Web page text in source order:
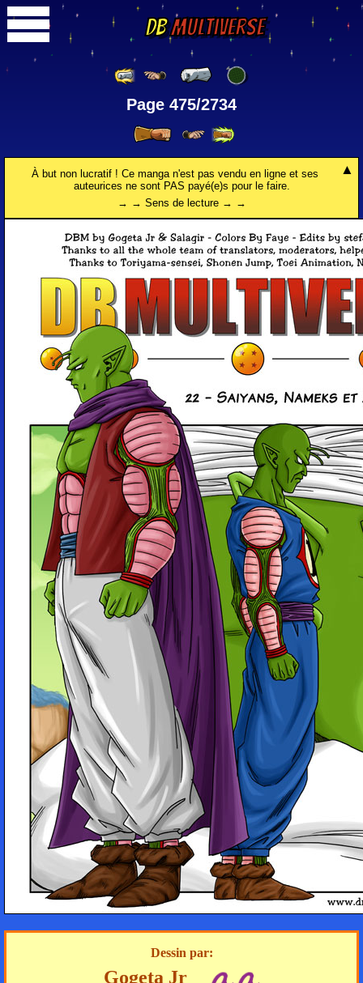
DBMultiverse
Page 475/2734
À but non lucratif ! Ce manga n'est pas vendu en ligne et ses
auteurices ne sont PAS payé(e)s pour le faire.
→ → Sens de lecture → →
Dessin par:
Gogeta Jr